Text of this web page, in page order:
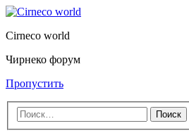
Cirneco world
Чирнеко форум
Пропустить
Поиск